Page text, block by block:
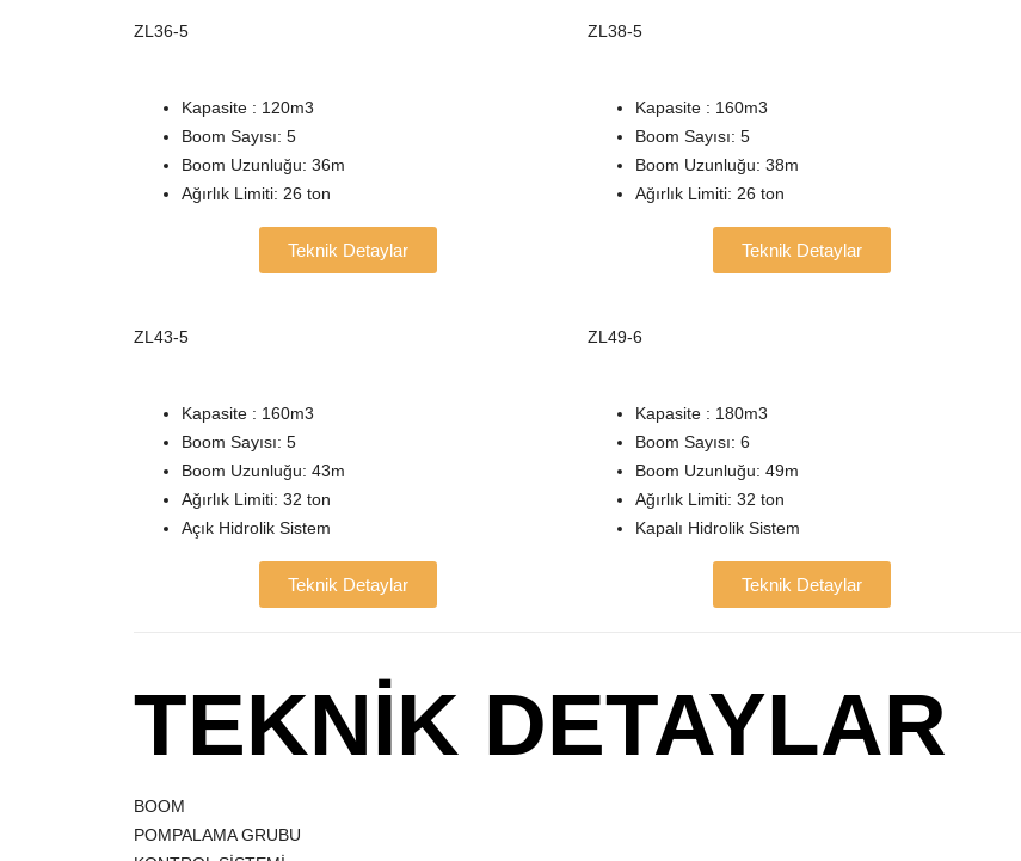
ZL36-5
Kapasite : 120m3
Boom Sayısı: 5
Boom Uzunluğu: 36m
Ağırlık Limiti: 26 ton
Teknik Detaylar
ZL38-5
Kapasite : 160m3
Boom Sayısı: 5
Boom Uzunluğu: 38m
Ağırlık Limiti: 26 ton
Teknik Detaylar
ZL43-5
Kapasite : 160m3
Boom Sayısı: 5
Boom Uzunluğu: 43m
Ağırlık Limiti: 32 ton
Açık Hidrolik Sistem
Teknik Detaylar
ZL49-6
Kapasite : 180m3
Boom Sayısı: 6
Boom Uzunluğu: 49m
Ağırlık Limiti: 32 ton
Kapalı Hidrolik Sistem
Teknik Detaylar
TEKNİK DETAYLAR
BOOM
POMPALAMA GRUBU